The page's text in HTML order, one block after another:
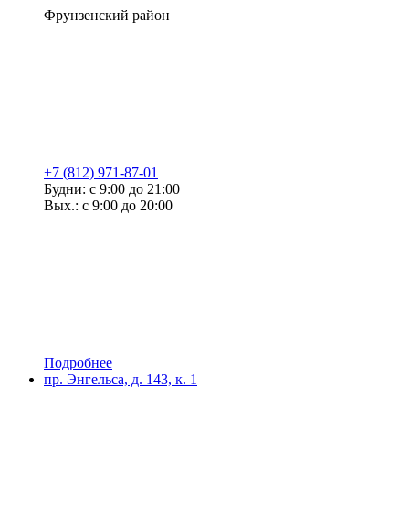
Фрунзенский район
+7 (812) 971-87-01
Будни: с 9:00 до 21:00
Вых.: с 9:00 до 20:00
Подробнее
пр. Энгельса, д. 143, к. 1